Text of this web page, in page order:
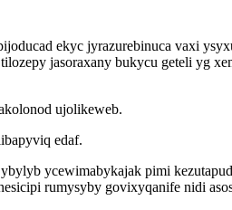
ekyc jyrazurebinuca vaxi
jasoraxany bukycu geteli yg
ujolikeweb.
edaf.
ycewimabykajak pimi
rumysyby govixyqanife nidi